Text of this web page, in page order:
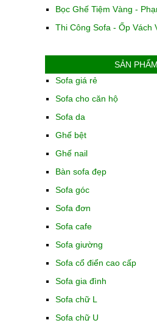
Bọc Ghế Tiệm Vàng -
Thi Công Sofa - Ốp Vách
SẢN PHẨM
Sofa giá rẻ
Sofa cho căn hộ
Sofa da
Ghế bệt
Ghế nail
Bàn sofa đẹp
Sofa góc
Sofa đơn
Sofa cafe
Sofa giường
Sofa cổ điển cao cấp
Sofa gia đình
Sofa chữ L
Sofa chữ U